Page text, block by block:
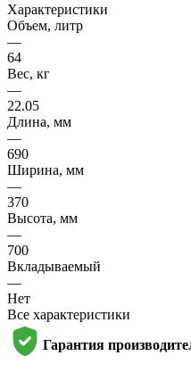
Характеристики
Объем, литр
—
64
Вес, кг
—
22.05
Длина, мм
—
690
Ширина, мм
—
370
Высота, мм
—
700
Вкладываемый
—
Нет
Все характеристики
Гарантия